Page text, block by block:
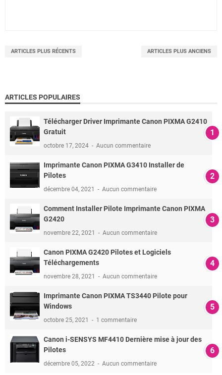
ARTICLES PLUS RÉCENTS ARTICLES PLUS ANCIENS
ARTICLES POPULAIRES
Télécharger Driver Imprimante Canon PIXMA G2410
Gratuit
octobre 17, 2024 Aucun commentaire
Imprimante Canon PIXMA G3410 Installer de
Pilotes
décembre 04, 2021 Aucun commentaire
Comment Installer Pilote Imprimante Canon PIXMA
G2420
novembre 22, 2021 Aucun commentaire
Canon PIXMA G2420 Pilotes et Logiciels
Téléchargements
novembre 28, 2021 Aucun commentaire
Imprimante Canon PIXMA TS3440 Pilote pour
Windows
octobre 25, 2021 1 commentaire
Canon i-SENSYS MF4410 Dernière mise à jour des
Pilotes
décembre 05, 2022 Aucun commentaire